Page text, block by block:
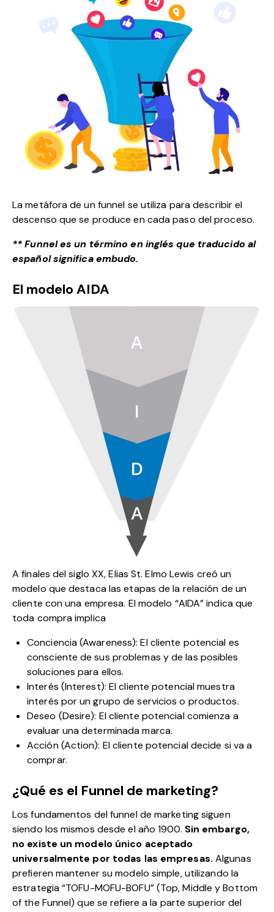
La metáfora de un funnel se utiliza para describir el
descenso que se produce en cada paso del proceso.
** Funnel es un término en inglés que traducido al
español significa embudo.
El modelo AIDA
A finales del siglo XX,Elias St. Elmo Lewis creó un
modelo que destaca las etapas de la relación de un
cliente con una empresa. El modelo “AIDA” indica que
toda compra implica
Conciencia (Awareness): El cliente potencial es
consciente de sus problemas y de las posibles
soluciones para ellos.
Interés (Interest): El cliente potencial muestra
interés por un grupo de servicios o productos.
Deseo (Desire): El cliente potencial comienza a
evaluar una determinada marca.
Acción (Action): El cliente potencial decide si va a
comprar.
¿Qué es el Funnel de marketing?
Los fundamentos del funnel demarketingsiguen
siendo los mismos desde el año 1900. Sin embargo,
no existe un modelo único aceptado
universalmente por todas las empresas. Algunas
prefieren mantener su modelo simple, utilizando la
estrategia “TOFU-MOFU-BOFU” (Top, Middle y Bottom
of the Funnel) que se refiere a la parte superior del